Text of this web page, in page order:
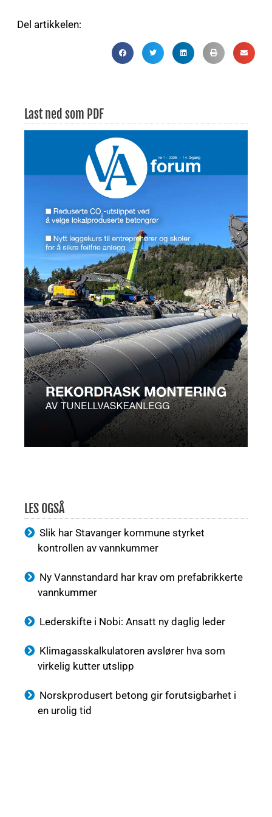
Del artikkelen:
Last ned som PDF
LES OGSÅ
Slik har Stavanger kommune styrket
kontrollen av vannkummer
Ny Vannstandard har krav om prefabrikkerte
vannkummer
Lederskifte i Nobi: Ansatt ny daglig leder
Klimagasskalkulatoren avslører hva som
virkelig kutter utslipp
Norskprodusert betong gir forutsigbarhet i
en urolig tid